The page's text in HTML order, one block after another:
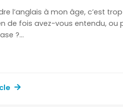
l’anglais à mon âge, c’est
de fois avez-vous entendu, ou
?...